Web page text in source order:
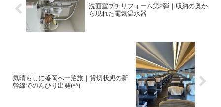
洗面室プチリフォーム第2弾｜収納の奥か
ら現れた電気温水器
気晴らしに盛岡へ一泊旅｜貸切状態の新
幹線でのんびり出発(^^)